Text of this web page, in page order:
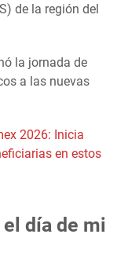
de la región del
la jornada de
a las nuevas
2026: Inicia
en estos
día de mi